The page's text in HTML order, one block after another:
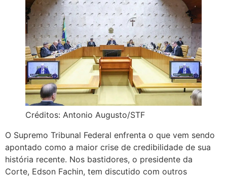
Créditos: Antonio Augusto/STF
O Supremo Tribunal Federal enfrenta o que vem sendo
apontado como a maior crise de credibilidade de sua
história recente. Nos bastidores, o presidente da
Corte, Edson Fachin, tem discutido com outros